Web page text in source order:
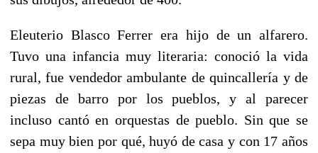
Eleuterio Blasco Ferrer era hijo de un alfarero.
Tuvo una infancia muy literaria: conoció la vida
rural, fue vendedor ambulante de quincallería y de
piezas de barro por los pueblos, y al parecer
incluso cantó en orquestas de pueblo. Sin que se
sepa muy bien por qué, huyó de casa y con 17 años